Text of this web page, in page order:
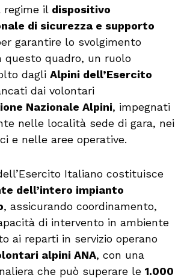
regime il dispositivo
di sicurezza e supporto
garantire lo svolgimento
questo quadro, un ruolo
dagli Alpini dell’Esercito
dai volontari
Nazionale Alpini, impegnati
nelle località sede di gara, nei
e nelle aree operative.
Italiano costituisce
dell’intero impianto
, assicurando coordinamento,
di intervento in ambiente
ai reparti in servizio operano
alpini ANA, con una
che può superare le 1.000